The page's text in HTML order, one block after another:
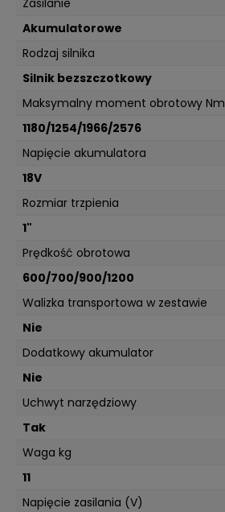
Zasilanie
Akumulatorowe
Rodzaj silnika
Silnik bezszczotkowy
Maksymalny moment obrotowy Nm
1180/1254/1966/2576
Napięcie akumulatora
18V
Rozmiar trzpienia
1"
Prędkość obrotowa
600/700/900/1200
Walizka transportowa w zestawie
Nie
Dodatkowy akumulator
Nie
Uchwyt narzędziowy
Tak
Waga kg
11
Napięcie zasilania (V)